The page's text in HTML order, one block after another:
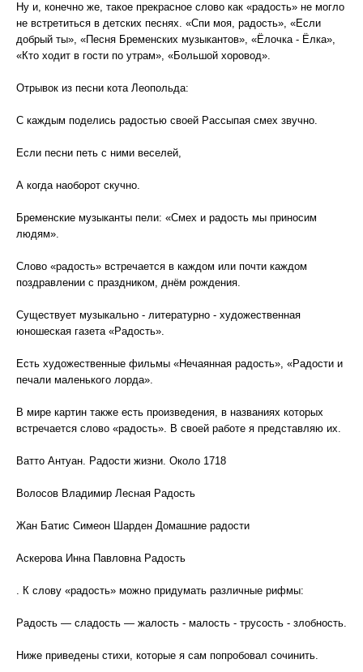
Ну и, конечно же, такое прекрасное слово как «радость» не могло
не встретиться в детских песнях. «Спи моя, радость», «Если
добрый ты», «Песня Бременских музыкантов», «Ёлочка - Ёлка»,
«Кто ходит в гости по утрам», «Большой хоровод».
Отрывок из песни кота Леопольда:
С каждым поделись радостью своей Рассыпая смех звучно.
Если песни петь с ними веселей,
А когда наоборот скучно.
Бременские музыканты пели: «Смех и радость мы приносим
людям».
Слово «радость» встречается в каждом или почти каждом
поздравлении с праздником, днём рождения.
Существует музыкально - литературно - художественная
юношеская газета «Радость».
Есть художественные фильмы «Нечаянная радость», «Радости и
печали маленького лорда».
В мире картин также есть произведения, в названиях которых
встречается слово «радость». В своей работе я представляю их.
Ватто Антуан. Радости жизни. Около 1718
Волосов Владимир Лесная Радость
Жан Батис Симеон Шарден Домашние радости
Аскерова Инна Павловна Радость
. К слову «радость» можно придумать различные рифмы:
Радость — сладость — жалость - малость - трусость - злобность.
Ниже приведены стихи, которые я сам попробовал сочинить.